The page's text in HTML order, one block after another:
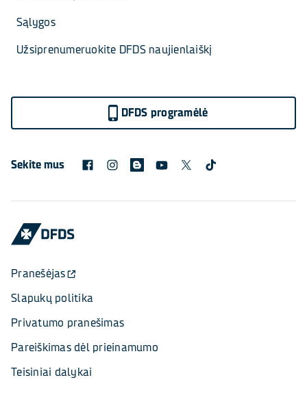
Sąlygos
Užsiprenumeruokite DFDS naujienlaiškį
DFDS programėlė
Sekite mus
Pranešėjas
Slapukų politika
Privatumo pranešimas
Pareiškimas dėl prieinamumo
Teisiniai dalykai